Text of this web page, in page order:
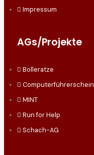
Impressum
AGs/Projekte
Bolleratze
Computerführerschein
MINT
Run for Help
Schach-AG